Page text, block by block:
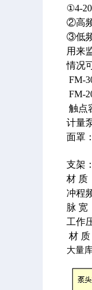
①4-
②高
③低
用来
情况
FM-
FM-
触点
计量
面罩
支架
材 质
冲程
脉 宽
工作
材
大量